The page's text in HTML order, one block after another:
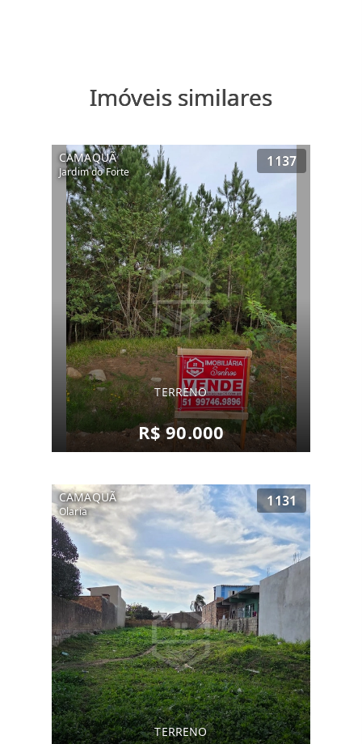
Imóveis similares
CAMAQUÃ
Jardim do Forte
1137
TERRENO
R$ 90.000
CAMAQUÃ
Olaria
1131
TERRENO